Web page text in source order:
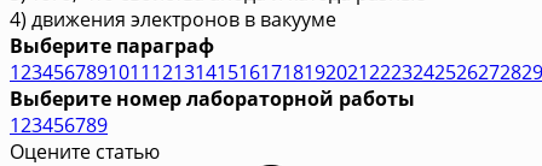
4) движения электронов в вакууме
Выберите параграф
1234567891011121314151617181920212223242526272829
Выберите номер лабораторной работы
123456789
Оцените статью